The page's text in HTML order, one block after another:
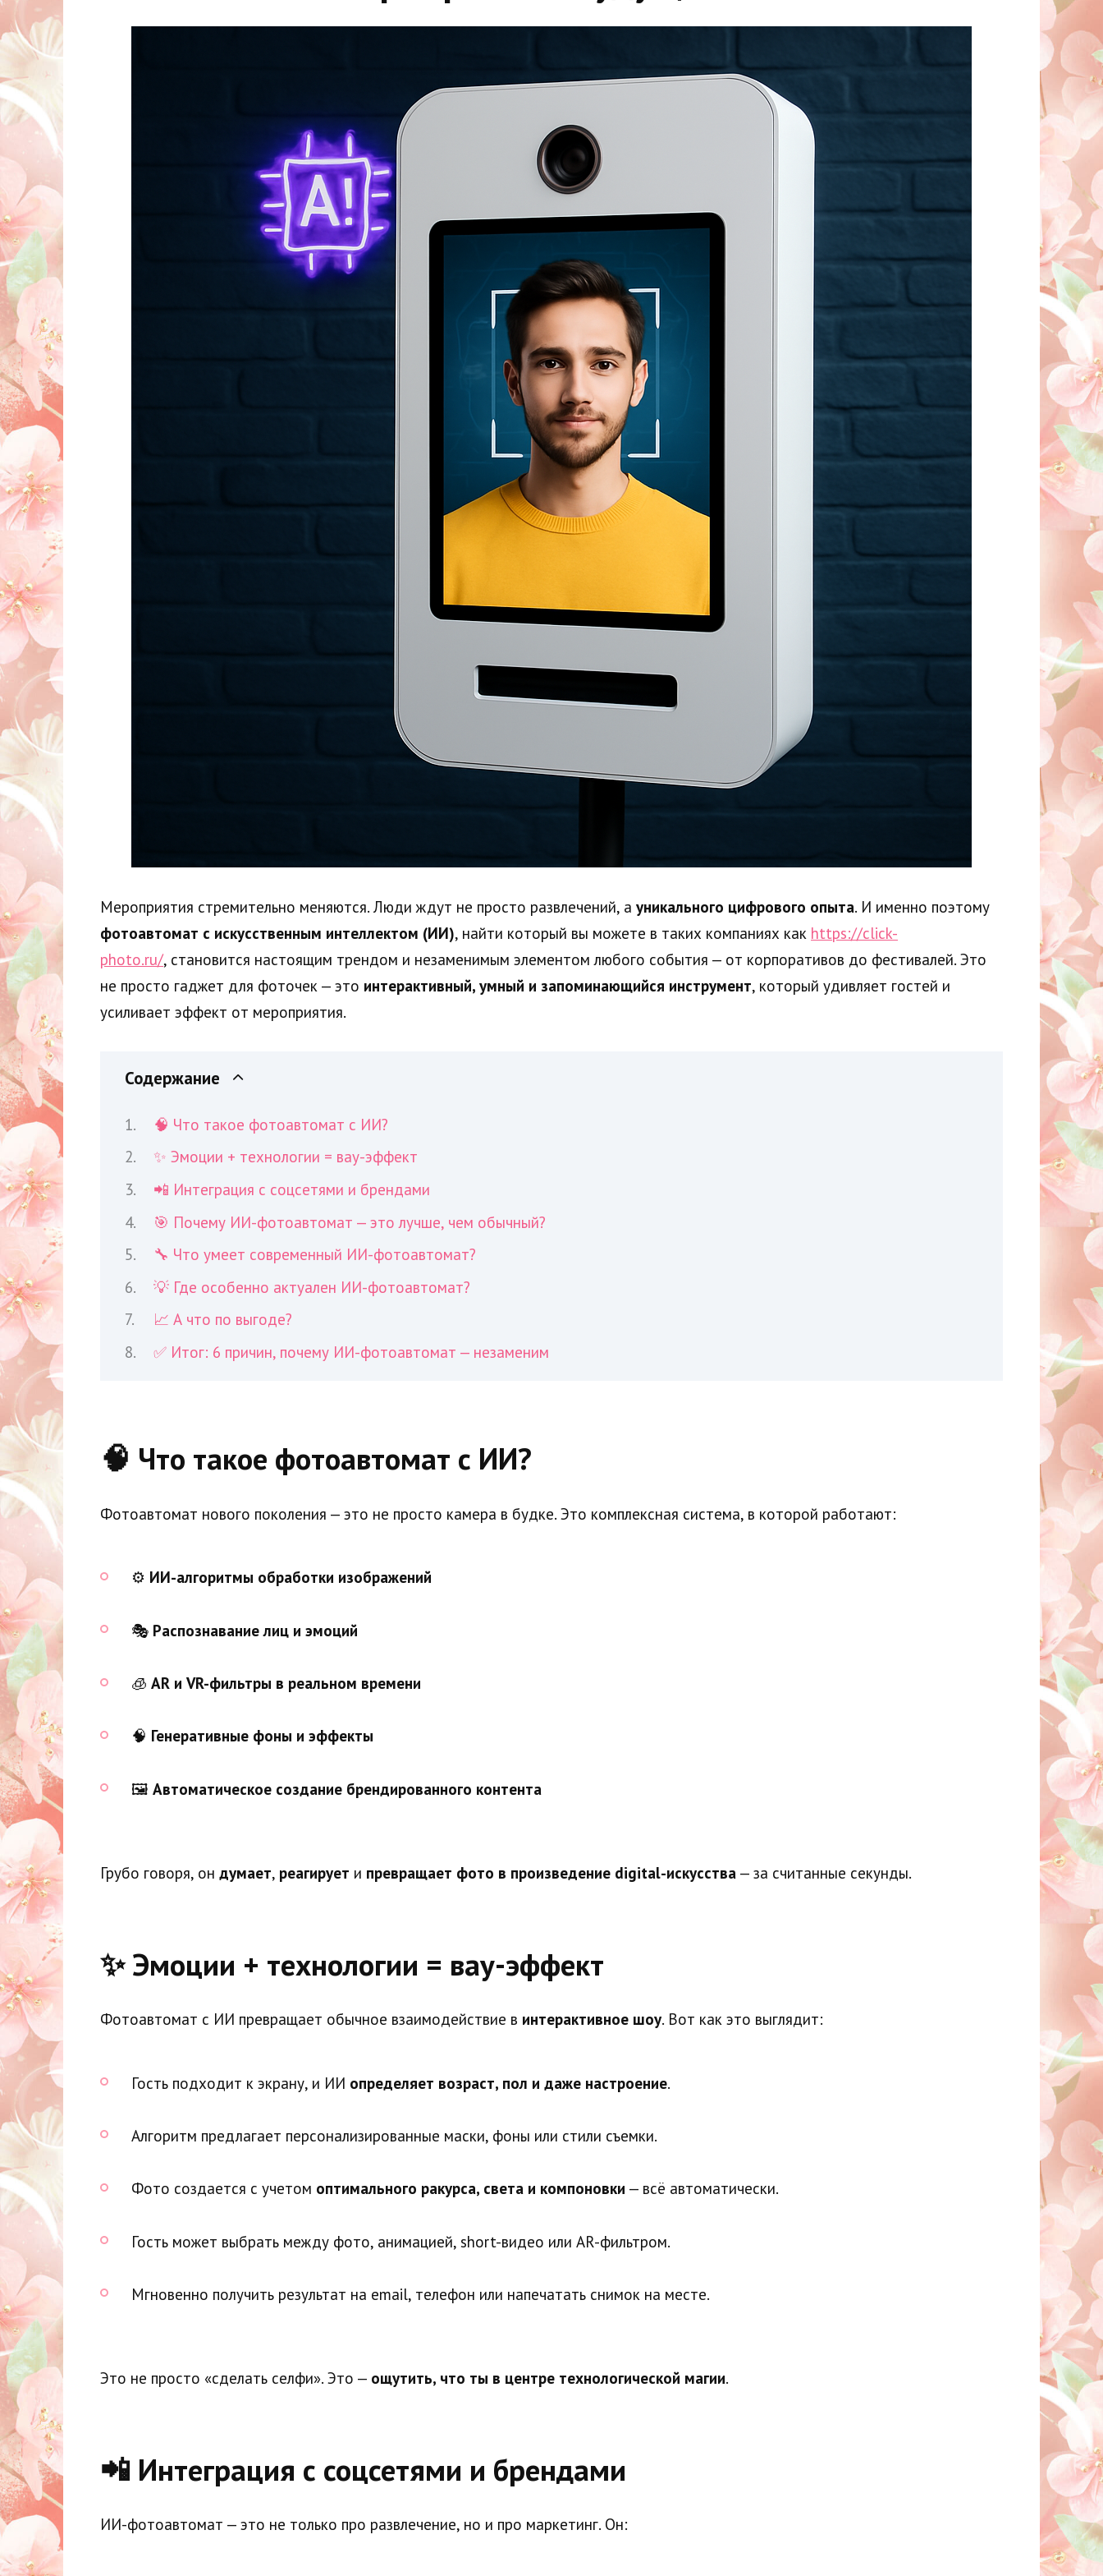
Мероприятия стремительно меняются. Люди ждут не просто развлечений, а уникального цифрового опыта. И именно поэтому
фотоавтомат с искусственным интеллектом (ИИ), найти который вы можете в таких компаниях как https://click-
photo.ru/, становится настоящим трендом и незаменимым элементом любого события — от корпоративов до фестивалей. Это
не просто гаджет для фоточек — это интерактивный, умный и запоминающийся инструмент, который удивляет гостей и
усиливает эффект от мероприятия.
Содержание
🧠 Что такое фотоавтомат с ИИ?
✨ Эмоции + технологии = вау-эффект
📲 Интеграция с соцсетями и брендами
🎯 Почему ИИ-фотоавтомат — это лучше, чем обычный?
🔧 Что умеет современный ИИ-фотоавтомат?
💡 Где особенно актуален ИИ-фотоавтомат?
📈 А что по выгоде?
✅ Итог: 6 причин, почему ИИ-фотоавтомат — незаменим
🧠 Что такое фотоавтомат с ИИ?
Фотоавтомат нового поколения — это не просто камера в будке. Это комплексная система, в которой работают:
⚙️ ИИ-алгоритмы обработки изображений
🎭 Распознавание лиц и эмоций
🧊 AR и VR-фильтры в реальном времени
🧠 Генеративные фоны и эффекты
🖼️ Автоматическое создание брендированного контента
Грубо говоря, он думает, реагирует и превращает фото в произведение digital-искусства — за считанные секунды.
✨ Эмоции + технологии = вау-эффект
Фотоавтомат с ИИ превращает обычное взаимодействие в интерактивное шоу. Вот как это выглядит:
Гость подходит к экрану, и ИИ определяет возраст, пол и даже настроение.
Алгоритм предлагает персонализированные маски, фоны или стили съемки.
Фото создается с учетом оптимального ракурса, света и компоновки — всё автоматически.
Гость может выбрать между фото, анимацией, short-видео или AR-фильтром.
Мгновенно получить результат на email, телефон или напечатать снимок на месте.
Это не просто «сделать селфи». Это — ощутить, что ты в центре технологической магии.
📲 Интеграция с соцсетями и брендами
ИИ-фотоавтомат — это не только про развлечение, но и про маркетинг. Он: